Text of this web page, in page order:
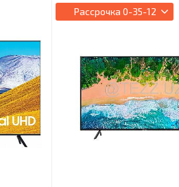
Рассрочка 0-35-12